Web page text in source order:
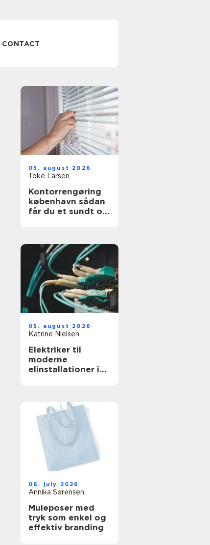
CONTACT
05. august 2026
Toke Larsen
Kontorrengøring
københavn sådan
får du et sundt og
05. august 2026
Katrine Nielsen
Elektriker til
moderne
elinstallationer i
06. july 2026
Annika Sørensen
Muleposer med
tryk som enkel og
effektiv branding